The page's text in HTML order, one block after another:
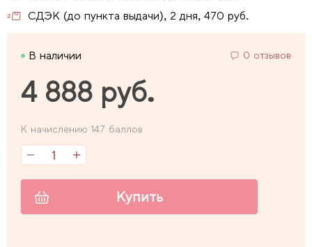
СДЭК (до пункта выдачи), 2 дня, 470 руб.
В наличии 0 отзывов
4 888 руб.
К начислению 147 баллов
Купить